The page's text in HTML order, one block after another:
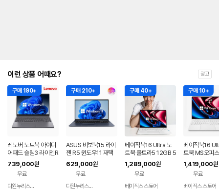
이런 상품 어때요? 광고
구매 190+
레노버 노트북 아이디
어패드 슬림3 라이젠R
5 8GB 256GB 윈도
우11
739,000원
무료
다원누리스토어
구매 210+
ASUS 비보북15 라이
젠 R5 윈도우11 재택
근무 싼 노트북
629,000원
무료
다원누리스토어
구매 40+
베이직북16 Ultra 노
트북 울트라5 12GB 5
12GB 윈도우11 사무
용 업무용 게이밍
1,289,000원
무료
베이직스 스토어
구매 10+
베이직북16
트북 MS오피
울트라5 사무
용 게이밍
1,419,000원
무료
베이직스 스토어